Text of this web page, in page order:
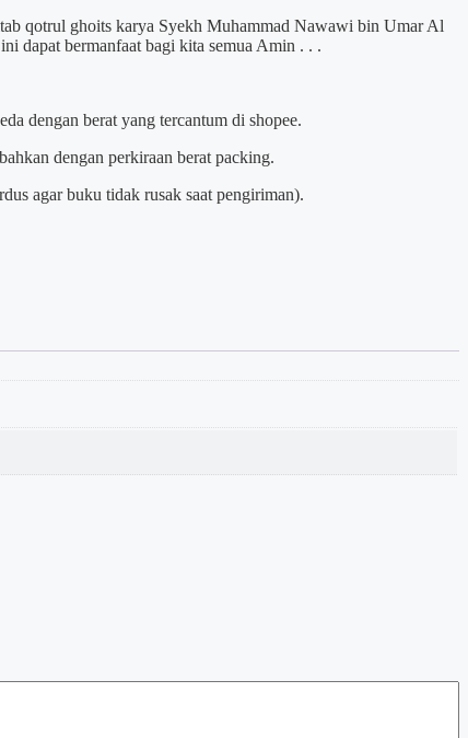
qotrul ghoits karya Syekh Muhammad Nawawi bin Umar Al
dapat bermanfaat bagi kita semua Amin . . .
dengan berat yang tercantum di shopee.
dengan perkiraan berat packing.
agar buku tidak rusak saat pengiriman).